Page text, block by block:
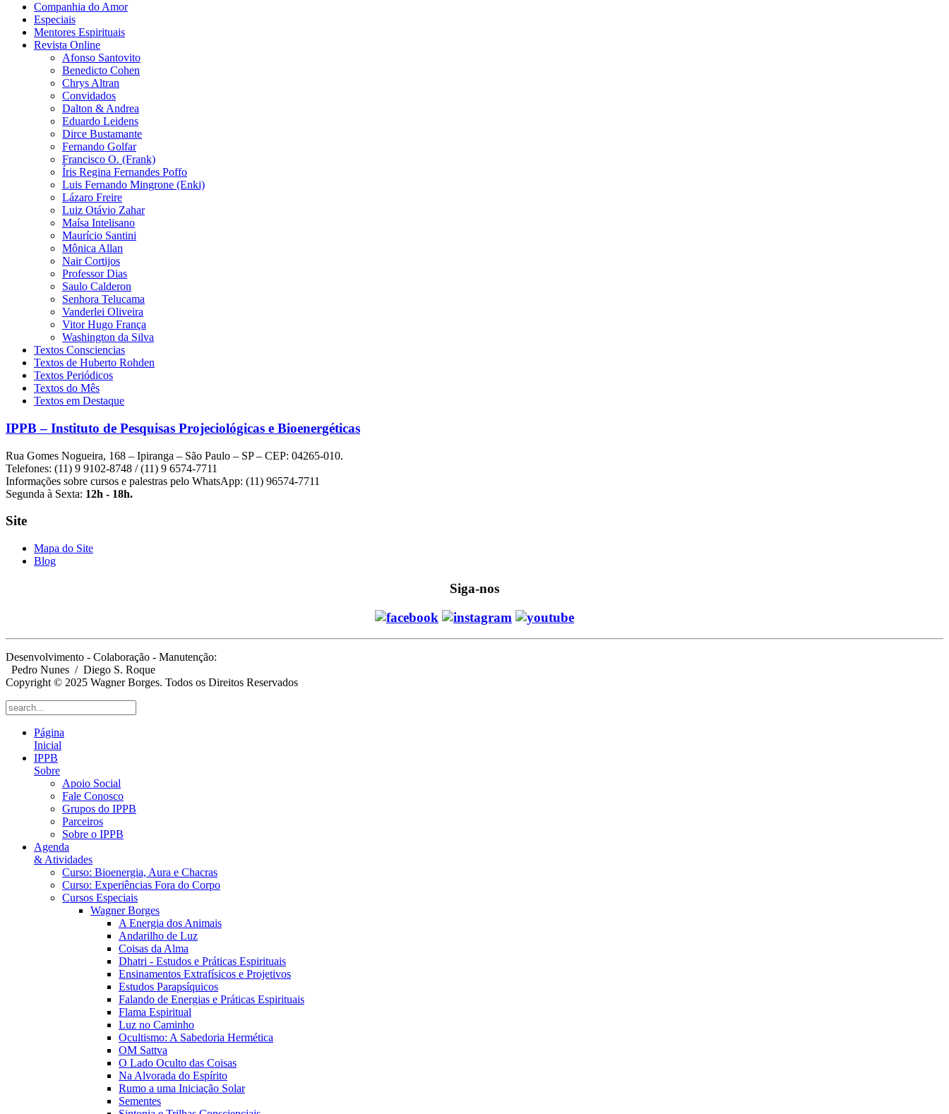
Companhia do Amor
Especiais
Mentores Espirituais
Revista Online
Afonso Santovito
Benedicto Cohen
Chrys Altran
Convidados
Dalton & Andrea
Eduardo Leidens
Dirce Bustamante
Fernando Golfar
Francisco O. (Frank)
Íris Regina Fernandes Poffo
Luis Fernando Mingrone (Enki)
Lázaro Freire
Luiz Otávio Zahar
Maísa Intelisano
Maurício Santini
Mônica Allan
Nair Cortijos
Professor Dias
Saulo Calderon
Senhora Telucama
Vanderlei Oliveira
Vitor Hugo França
Washington da Silva
Textos Consciencias
Textos de Huberto Rohden
Textos Periódicos
Textos do Mês
Textos em Destaque
IPPB – Instituto de Pesquisas Projeciológicas e Bioenergéticas
Rua Gomes Nogueira, 168 – Ipiranga – São Paulo – SP – CEP: 04265-010.
Telefones: (11) 9 9102-8748 / (11) 9 6574-7711
Informações sobre cursos e palestras pelo WhatsApp: (11) 96574-7711
Segunda à Sexta: 12h - 18h.
Site
Mapa do Site
Blog
Siga-nos
Desenvolvimento - Colaboração - Manutenção:
Pedro Nunes / Diego S. Roque
Copyright © 2025 Wagner Borges. Todos os Direitos Reservados
Página
Inicial
IPPB
Sobre
Apoio Social
Fale Conosco
Grupos do IPPB
Parceiros
Sobre o IPPB
Agenda
& Atividades
Curso: Bioenergia, Aura e Chacras
Curso: Experiências Fora do Corpo
Cursos Especiais
Wagner Borges
A Energia dos Animais
Andarilho de Luz
Coisas da Alma
Dhatri - Estudos e Práticas Espirituais
Ensinamentos Extrafísicos e Projetivos
Estudos Parapsíquicos
Falando de Energias e Práticas Espirituais
Flama Espiritual
Luz no Caminho
Ocultismo: A Sabedoria Hermética
OM Sattva
O Lado Oculto das Coisas
Na Alvorada do Espírito
Rumo a uma Iniciação Solar
Sementes